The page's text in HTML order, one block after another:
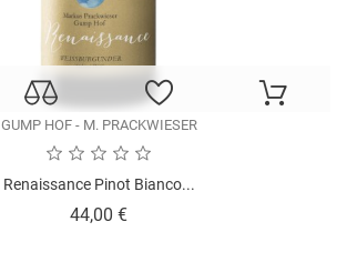
GUMP HOF - M. PRACKWIESER
Renaissance Pinot Bianco...
44,00 €Prezzo